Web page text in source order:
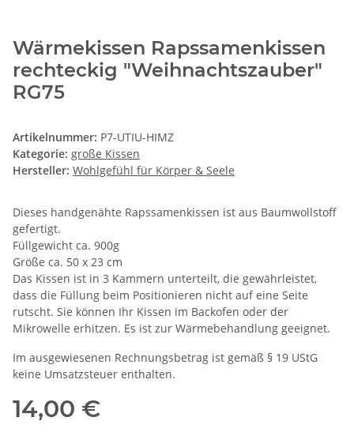
Wärmekissen Rapssamenkissen
rechteckig "Weihnachtszauber"
RG75
Artikelnummer: P7-UTIU-HIMZ
Kategorie: große Kissen
Hersteller: Wohlgefühl für Körper & Seele
Dieses handgenähte Rapssamenkissen ist aus Baumwollstoff
gefertigt.
Füllgewicht ca. 900g
Größe ca. 50 x 23 cm
Das Kissen ist in 3 Kammern unterteilt, die gewährleistet,
dass die Füllung beim Positionieren nicht auf eine Seite
rutscht. Sie können Ihr Kissen im Backofen oder der
Mikrowelle erhitzen. Es ist zur Wärmebehandlung geeignet.
Im ausgewiesenen Rechnungsbetrag ist gemäß § 19 UStG
keine Umsatzsteuer enthalten.
14,00 €